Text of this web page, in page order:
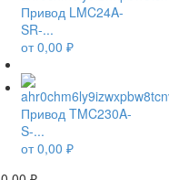
Привод LMC24A-
SR-...
от0,00 ₽
Привод TMC230A-
S-...
от0,00 ₽